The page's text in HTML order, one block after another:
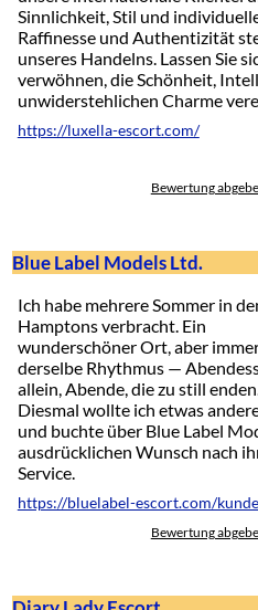
Sinnlichkeit, Stil und
Raffinesse und Authentizität
unseres Handelns. Lassen Sie
verwöhnen, die Schönheit,
unwiderstehlichen Charme
https://luxella-escort.com/
Bewertung
Blue Label Models Ltd.
Ich habe mehrere Sommer in
Hamptons verbracht. Ein
wunderschöner Ort, aber
derselbe Rhythmus —
allein, Abende, die zu still enden.
Diesmal wollte ich etwas
und buchte über Blue Label
ausdrücklichen Wunsch nach
Service.
https://bluelabel-escort.com/
Bewertung